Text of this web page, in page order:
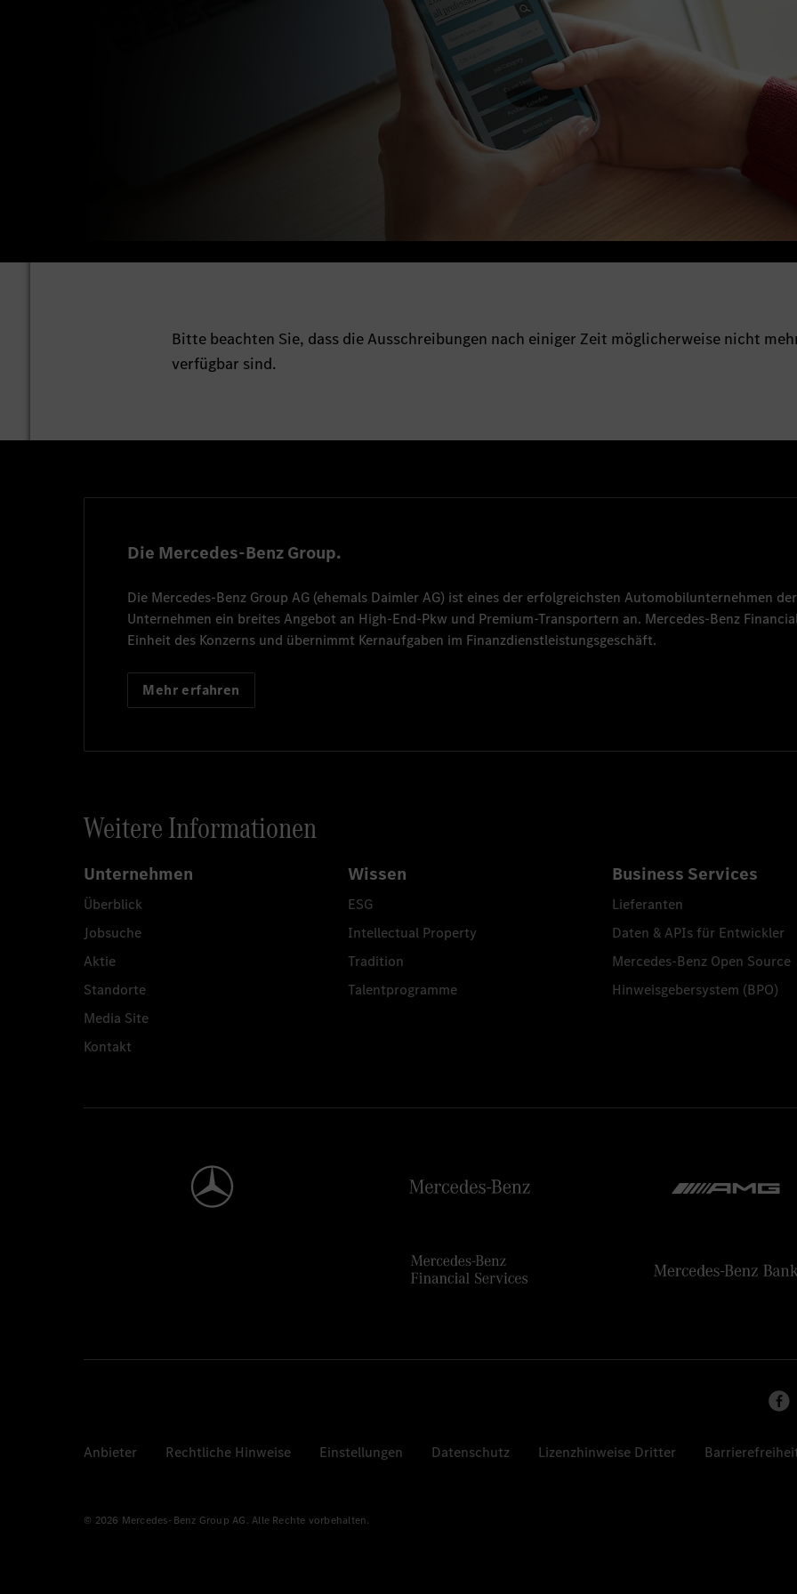
Bitte beachten Sie, dass die Ausschreibungen nach einiger Zeit möglicherweise nicht
verfügbar sind.
Die Mercedes-Benz Group.
Die Mercedes-Benz Group AG (ehemals Daimler AG) ist eines der erfolgreichsten Automobilunternehmen
Unternehmen ein breites Angebot an High-End-Pkw und Premium-Transportern an. Mercedes-Benz
Einheit des Konzerns und übernimmt Kernaufgaben im Finanzdienstleistungsgeschäft.
Mehr erfahren
Weitere Informationen
Unternehmen
Überblick
Jobsuche
Aktie
Standorte
Media Site
Kontakt
Wissen
ESG
Intellectual Property
Tradition
Talentprogramme
Business Services
Lieferanten
Daten & APIs für Entwickler
Mercedes-Benz Open Source
Hinweisgebersystem (BPO)
Anbieter Rechtliche Hinweise Einstellungen Datenschutz Lizenzhinweise Dritter
© 2026 Mercedes-Benz Group AG. Alle Rechte vorbehalten.